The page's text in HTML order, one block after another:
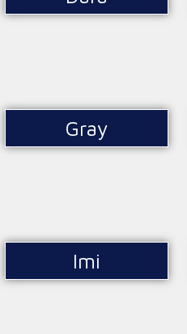
Gray
Imi